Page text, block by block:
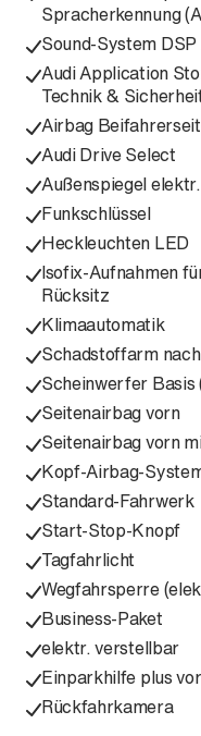
Spracherkennung
Sound-System
Audi Application
Technik &
Airbag
Audi Drive Select
Außenspiegel
Funkschlüssel
Heckleuchten LED
Isofix-Aufnahmen
Rücksitz
Klimaautomatik
Schadstoffarm
Scheinwerfer Basis
Seitenairbag vorn
Seitenairbag vorn
Kopf-Airbag-
Standard-Fahrwerk
Start-Stop-Knopf
Tagfahrlicht
Wegfahrsperre
Business-Paket
elektr. verstellbar
Einparkhilfe plus
Rückfahrkamera